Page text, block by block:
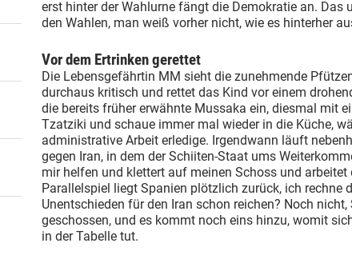
erst hinter der Wahlurne fängt die Demokratie an. Das
den Wahlen, man weiß vorher nicht, wie es hinterher
Vor dem Ertrinken gerettet
Die Lebensgefährtin MM sieht die zunehmende
durchaus kritisch und rettet das Kind vor einem
die bereits früher erwähnte Mussaka ein, diesmal mit
Tzatziki und schaue immer mal wieder in die Küche,
administrative Arbeit erledige. Irgendwann läuft
gegen Iran, in dem der Schiiten-Staat ums
mir helfen und klettert auf meinen Schoss und
Parallelspiel liegt Spanien plötzlich zurück, ich rechne
Unentschieden für den Iran schon reichen? Noch
geschossen, und es kommt noch eins hinzu, womit
in der Tabelle tut.